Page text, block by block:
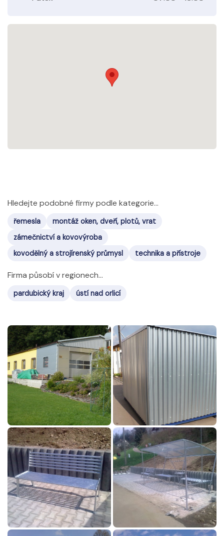
Hledejte podobné firmy podle kategorie...
řemesla
montáž oken, dveří, plotů, vrat
zámečnictví a kovovýroba
kovodělný a strojírenský průmysl
technika a přístroje
Firma působí v regionech...
pardubický kraj ústí nad orlicí